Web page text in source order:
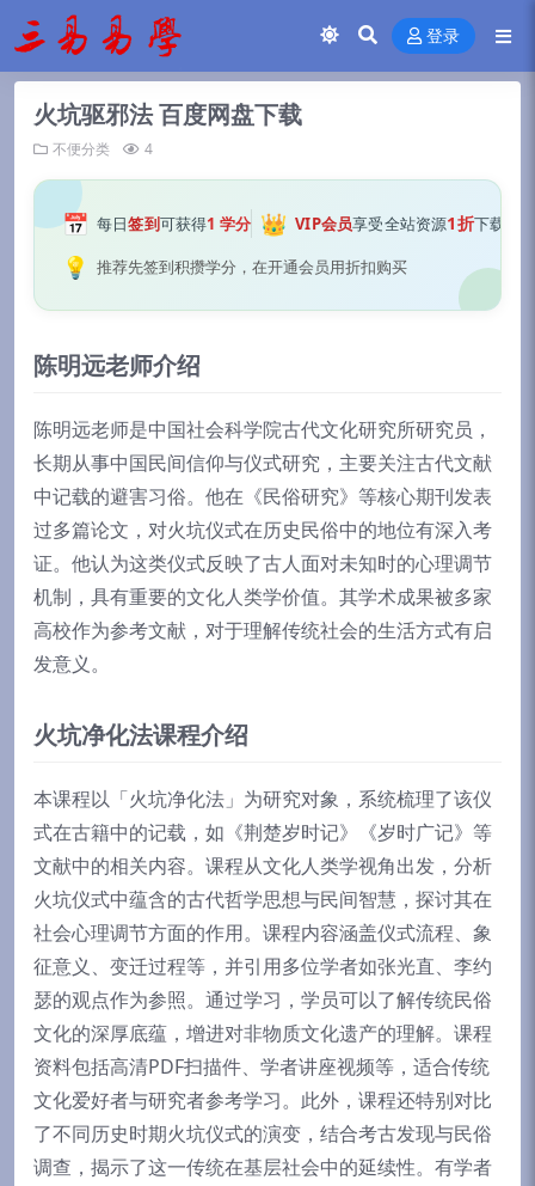
登录
火坑驱邪法 百度网盘下载
不便分类 4
📅 每日签到可获得1 学分 👑 VIP会员享受全站资源1折下载
💡 推荐先签到积攒学分，在开通会员用折扣购买
陈明远老师介绍
陈明远老师是中国社会科学院古代文化研究所研究员，
长期从事中国民间信仰与仪式研究，主要关注古代文献
中记载的避害习俗。他在《民俗研究》等核心期刊发表
过多篇论文，对火坑仪式在历史民俗中的地位有深入考
证。他认为这类仪式反映了古人面对未知时的心理调节
机制，具有重要的文化人类学价值。其学术成果被多家
高校作为参考文献，对于理解传统社会的生活方式有启
发意义。
火坑净化法课程介绍
本课程以「火坑净化法」为研究对象，系统梳理了该仪
式在古籍中的记载，如《荆楚岁时记》《岁时广记》等
文献中的相关内容。课程从文化人类学视角出发，分析
火坑仪式中蕴含的古代哲学思想与民间智慧，探讨其在
社会心理调节方面的作用。课程内容涵盖仪式流程、象
征意义、变迁过程等，并引用多位学者如张光直、李约
瑟的观点作为参照。通过学习，学员可以了解传统民俗
文化的深厚底蕴，增进对非物质文化遗产的理解。课程
资料包括高清PDF扫描件、学者讲座视频等，适合传统
文化爱好者与研究者参考学习。此外，课程还特别对比
了不同历史时期火坑仪式的演变，结合考古发现与民俗
调查，揭示了这一传统在基层社会中的延续性。有学者